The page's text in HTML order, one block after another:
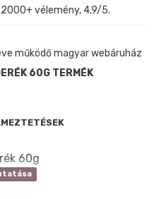
vélemény, 4,9/5.
működő magyar webáruház
60G TERMÉK
60g